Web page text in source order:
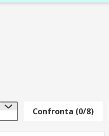
Confronta (0/8)